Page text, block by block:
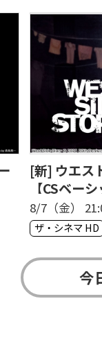
[新] ウエス
【CSベー
8/7（金）
ザ・シネマ HD
今